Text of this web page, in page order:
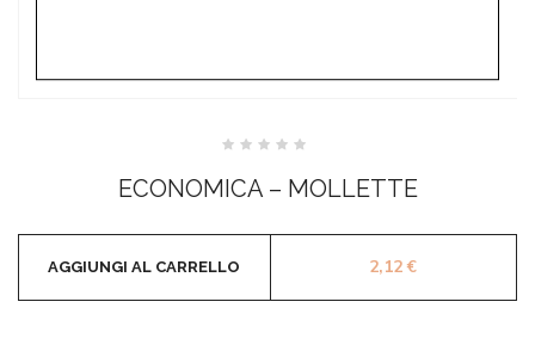
su
5
ECONOMICA – MOLLETTE
2,12€
AGGIUNGI AL CARRELLO